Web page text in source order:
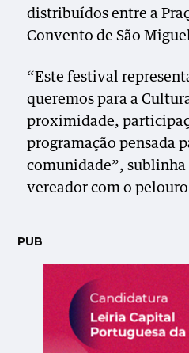
distribuídos entre a
Convento de São
“Este festival
queremos para a
proximidade,
programação pensada
comunidade”, sublinha
vereador com o
PUB